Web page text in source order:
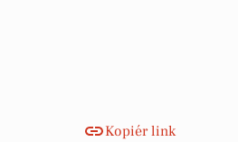
Kopiér link